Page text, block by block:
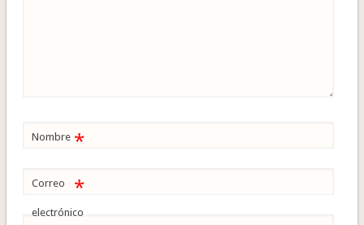
Nombre *
Correo
electrónico
*